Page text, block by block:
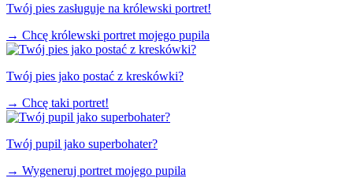
Twój pies zasługuje na królewski portret!
→ Chcę królewski portret mojego pupila
Twój pies jako postać z kreskówki?
→ Chcę taki portret!
Twój pupil jako superbohater?
→ Wygeneruj portret mojego pupila